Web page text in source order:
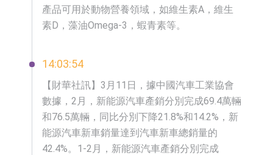
產品可用於動物營養領域，如維生素A，維生
素D，藻油Omega-3，蝦青素等。
14:03:54
​【財華社訊】3月11日，據中國汽車工業協會
數據，2月，新能源汽車產銷分別完成69.4萬輛
和76.5萬輛，同比分別下降21.8%和14.2%，新
能源汽車新車銷量達到汽車新車總銷量的
42.4%。1-2月，新能源汽車產銷分別完成